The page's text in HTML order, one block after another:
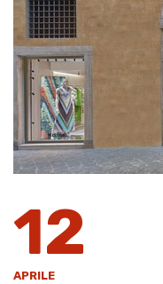
12
APRILE